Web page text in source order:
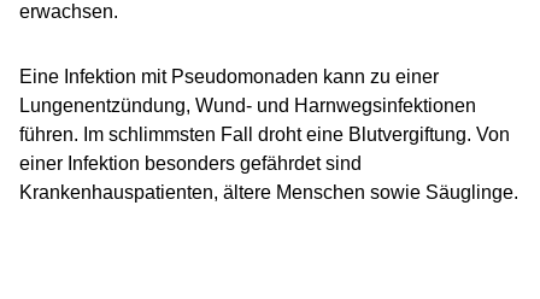
erwachsen.
Eine Infektion mit Pseudomonaden kann zu einer
Lungenentzündung, Wund- und Harnwegsinfektionen
führen. Im schlimmsten Fall droht eine Blutvergiftung. Von
einer Infektion besonders gefährdet sind
Krankenhauspatienten, ältere Menschen sowie Säuglinge.